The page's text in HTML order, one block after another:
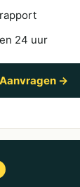
24 uur
Aanvragen →